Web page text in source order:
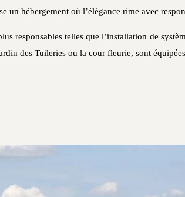
un hébergement où l’élégance rime avec
responsables telles que l’installation de
des Tuileries ou la cour fleurie, sont